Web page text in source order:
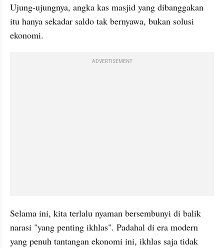
Ujung-ujungnya, angka kas masjid yang dibanggakan
itu hanya sekadar saldo tak bernyawa, bukan solusi
ekonomi.
ADVERTISEMENT
Selama ini, kita terlalu nyaman bersembunyi di balik
narasi "yang penting ikhlas". Padahal di era modern
yang penuh tantangan ekonomi ini, ikhlas saja tidak